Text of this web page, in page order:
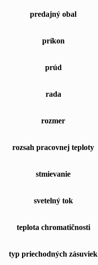
predajný obal
príkon
prúd
rada
rozmer
rozsah pracovnej teploty
stmievanie
svetelný tok
teplota chromatičnosti
typ priechodných zásuviek